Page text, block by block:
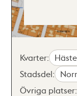
Kvarter:
Stadsdel:
Övriga platser: